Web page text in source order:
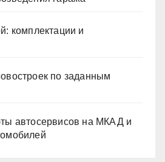
комплектации и
по заданным
автосервисов на МКАД и